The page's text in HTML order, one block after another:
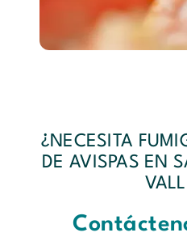
¿NECESITA
DE AVISPAS EN